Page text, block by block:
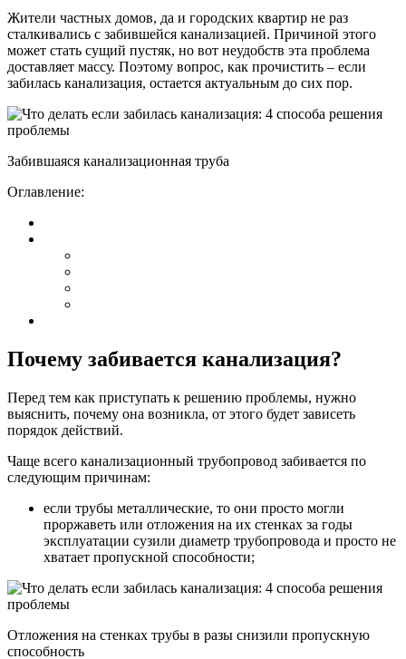
Жители частных домов, да и городских квартир не раз
сталкивались с забившейся канализацией. Причиной этого
может стать сущий пустяк, но вот неудобств эта проблема
доставляет массу. Поэтому вопрос, как прочистить – если
забилась канализация, остается актуальным до сих пор.
Забившаяся канализационная труба
Оглавление:
Почему забивается канализация?
Перед тем как приступать к решению проблемы, нужно
выяснить, почему она возникла, от этого будет зависеть
порядок действий.
Чаще всего канализационный трубопровод забивается по
следующим причинам:
если трубы металлические, то они просто могли
проржаветь или отложения на их стенках за годы
эксплуатации сузили диаметр трубопровода и просто не
хватает пропускной способности;
Отложения на стенках трубы в разы снизили пропускную
способность